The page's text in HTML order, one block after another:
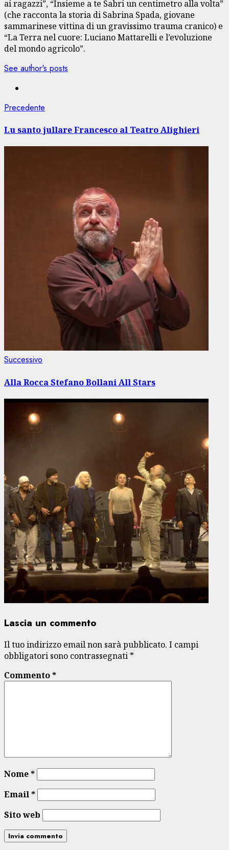
ai ragazzi”, “Insieme a te Sabri un centimetro alla volta”
(che racconta la storia di Sabrina Spada, giovane
sammarinese vittina di un gravissimo trauma cranico) e
“La Terra nel cuore: Luciano Mattarelli e l’evoluzione
del mondo agricolo”.
See author's posts
Navigazione
articolo
Precedente
Lu santo jullare Francesco al Teatro Alighieri
Successivo
Alla Rocca Stefano Bollani All Stars
Lascia un commento
Il tuo indirizzo email non sarà pubblicato. I campi
obbligatori sono contrassegnati *
Commento*
Nome*
Email*
Sito web